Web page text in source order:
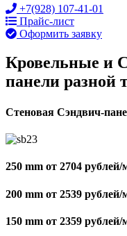
+7(928) 107-41-01
Прайс-лист
Оформить заявку
Кровельные и
панели разной
Стеновая Сэндвич-
250 mm от 2704 рублей/
200 mm от 2539 рублей/
150 mm от 2359 рублей/